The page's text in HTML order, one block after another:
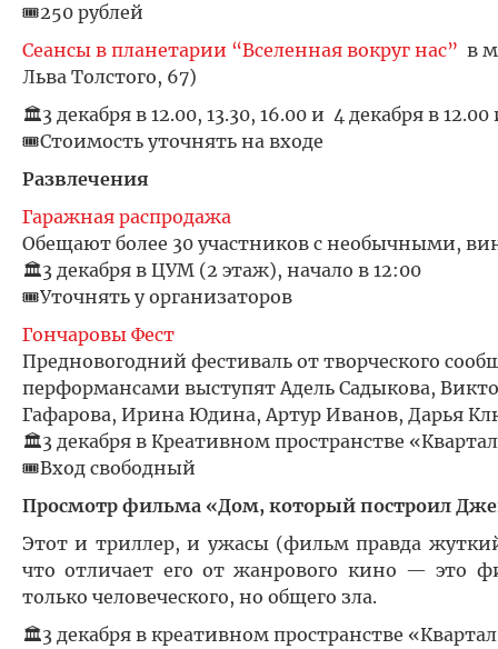
🎟️250 рублей
Сеансы в планетарии “Вселенная вокруг нас” в
Льва Толстого, 67)
🏛️3 декабря в 12.00, 13.30, 16.00 и 4 декабря в 12.00
🎟️Стоимость уточнять на входе
Развлечения
Гаражная распродажа
Обещают более 30 участников с необычными,
🏛️3 декабря в ЦУМ (2 этаж), начало в 12:00
🎟️Уточнять у организаторов
Гончаровы Фест
Предновогодний фестиваль от творческого
перформансами выступят Адель Садыкова,
Гафарова, Ирина Юдина, Артур Иванов, Дарья
🏛️3 декабря в Креативном пространстве
🎟️Вход свободный
Просмотр фильма «Дом, который построил
Этот и триллер, и ужасы (фильм правда
что отличает его от жанрового кино — это
только человеческого, но общего зла.
🏛️3 декабря в креативном пространстве